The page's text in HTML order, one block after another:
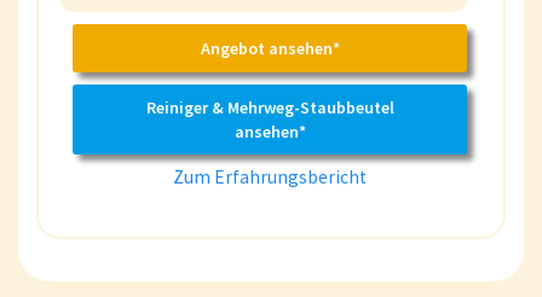
Angebot ansehen*
Reiniger & Mehrweg-Staubbeutel
ansehen*
Zum Erfahrungsbericht